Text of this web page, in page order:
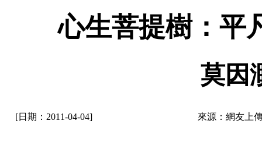
心生菩提樹：
莫因
[日期：2011-04-04] 來源：網友上